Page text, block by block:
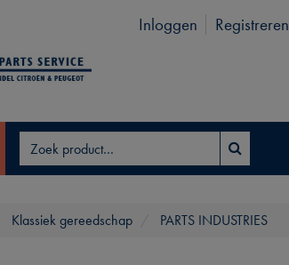
Inloggen Registreren
Klassiek gereedschap PARTS INDUSTRIES